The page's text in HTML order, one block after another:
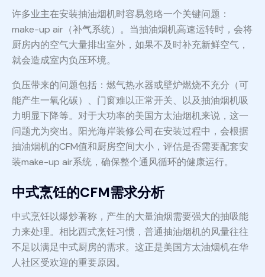
许多业主在安装抽油烟机时容易忽略一个关键问题：
make-up air（补气系统）。当抽油烟机高速运转时，会将
厨房内的空气大量排出室外，如果不及时补充新鲜空气，
就会造成室内负压环境。
负压带来的问题包括：燃气热水器或壁炉燃烧不充分（可
能产生一氧化碳）、门窗难以正常开关、以及抽油烟机吸
力明显下降等。对于大功率的美国方太油烟机来说，这一
问题尤为突出。阳光海岸装修公司在安装过程中，会根据
抽油烟机的CFM值和厨房空间大小，评估是否需要配套安
装make-up air系统，确保整个通风循环的健康运行。
中式烹饪的CFM需求分析
中式烹饪以爆炒著称，产生的大量油烟需要强大的抽吸能
力来处理。相比西式烹饪习惯，普通抽油烟机的风量往往
不足以满足中式厨房的需求。这正是美国方太油烟机在华
人社区受欢迎的重要原因。